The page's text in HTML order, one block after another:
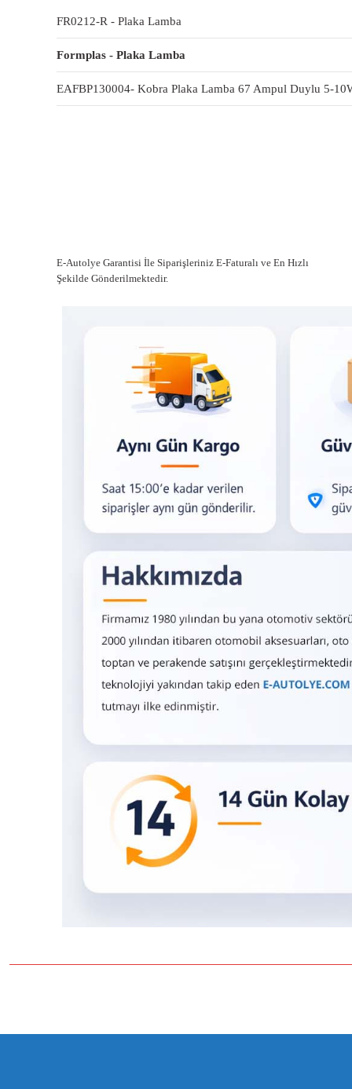
FR0212-R - Plaka Lamba
Formplas - Plaka Lamba
EAFBP130004- Kobra Plaka Lamba 67 Ampul Duylu 5-
E-Autolye Garantisi İle Siparişleriniz E-Faturalı ve En Hızlı
Şekilde Gönderilmektedir.